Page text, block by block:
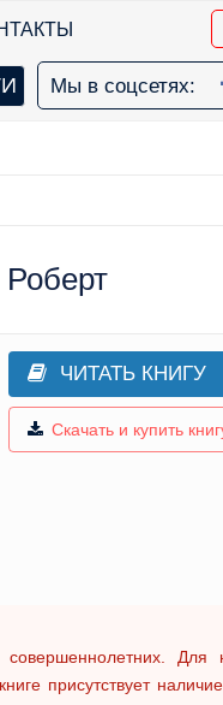
Мы в соцсетях:
ЧИТАТЬ КНИГУ
Скачать и купить
Для
присутствует